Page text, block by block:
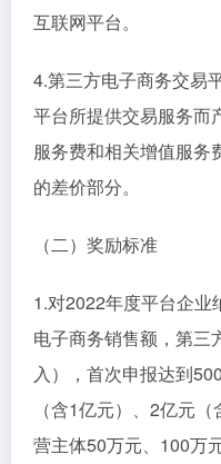
互联网平台。
4.第三方电子商务交易
平台所提供交易服务而
服务费和相关增值服务
的差价部分。
（二）奖励标准
1.对2022年度平台企业
电子商务销售额，第三
入），首次申报达到
（含1亿元）、2亿元
营主体50万元、100万